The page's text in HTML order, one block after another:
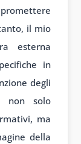
il mio
esterna
in
degli
non solo
ma
della